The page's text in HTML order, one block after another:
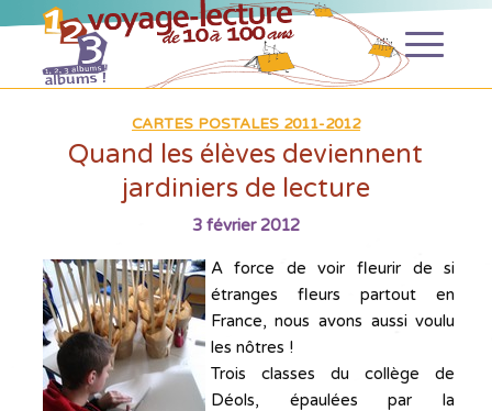
CARTES POSTALES 2011-2012
Quand les élèves deviennent
jardiniers de lecture
3 février 2012
A force de voir fleurir de si
étranges fleurs partout en
France, nous avons aussi voulu
les nôtres !
Trois classes du collège de
Déols, épaulées par la